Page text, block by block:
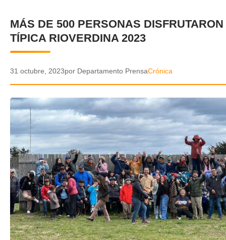
DEPORTES
POLICIAL
AUDIOS
GALERIA DE FOTOS
APP MÓVIL
TRANSPARENCIA
✕
MÁS DE 500 PERSONAS
TÍPICA RIOVERDINA 2023
31 octubre, 2023por Departamento PrensaCrónica